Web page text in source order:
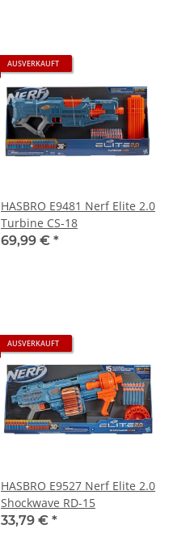
AUSVERKAUFT
HASBRO E9481 Nerf Elite 2.0
Turbine CS-18
69,99 € *
AUSVERKAUFT
HASBRO E9527 Nerf Elite 2.0
Shockwave RD-15
33,79 € *